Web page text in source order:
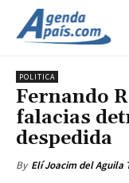
POLITICA
Fernando
falacias
despedida
By Elí Joacim del Aguila